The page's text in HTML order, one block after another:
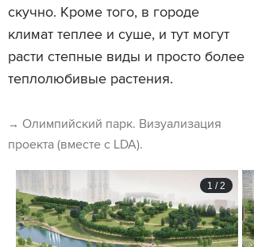
скучно. Кроме того, в городе
климат теплее и суше, и тут могут
расти степные виды и просто более
теплолюбивые растения.
→ Олимпийский парк. Визуализация
проекта (вместе с LDA).
1 /2